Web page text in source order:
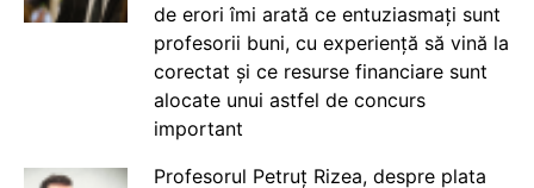
de erori îmi arată ce entuziasmați sunt
profesorii buni, cu experiență să vină la
corectat și ce resurse financiare sunt
alocate unui astfel de concurs
important
Profesorul Petruț Rizea, despre plata